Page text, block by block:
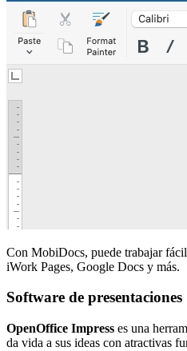
Con MobiDocs, puede trabajar
iWork Pages, Google Docs y más.
Software de presentaciones
OpenOffice Impress es una
da vida a sus ideas con atractivas